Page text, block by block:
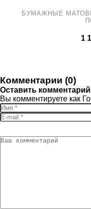
БУМАЖНЫЕ
1
Комментарии (0)
Оставить комментарий
Вы комментируете как